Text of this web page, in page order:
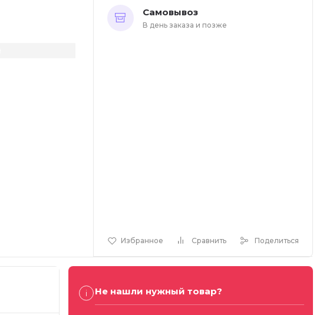
Избранное Сравнить Поделиться
Самовывоз
В день заказа и позже
Не нашли нужный товар?